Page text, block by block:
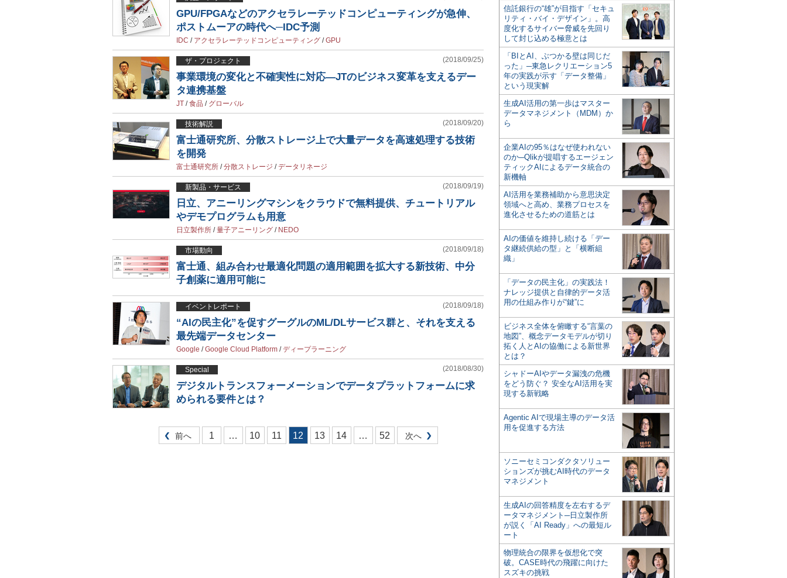
GPU/FPGAなどのアクセラレーテッドコンピューティングが急伸、
ポストムーアの時代へ─IDC予測
IDC / アクセラレーテッドコンピューティング /GPU
ザ・プロジェクト (2018/09/25)
事業環境の変化と不確実性に対応―JTのビジネス変革を支えるデー
タ連携基盤
JT /食品 / グローバル
技術解説 (2018/09/20)
富士通研究所、分散ストレージ上で大量データを高速処理する技術
を開発
富士通研究所 /分散ストレージ /データリネージ
新製品・サービス (2018/09/19)
日立、アニーリングマシンをクラウドで無料提供、チュートリアル
やデモプログラムも用意
日立製作所 /量子アニーリング / NEDO
市場動向 (2018/09/18)
富士通、組み合わせ最適化問題の適用範囲を拡大する新技術、中分
子創薬に適用可能に
イベントレポート (2018/09/18)
“AIの民主化”を促すグーグルのML/DLサービス群と、それを支える
最先端データセンター
Google /Google Cloud Platform /ディープラーニング
Special (2018/08/30)
デジタルトランスフォーメーションでデータプラットフォームに求
められる要件とは？
前へ 1 … 10 11 12 13 14 … 52 次へ
信託銀行の“雄”が目指す「セキュ
リティ・バイ・デザイン」。高
度化するサイバー脅威を先回り
して封じ込める極意とは
「BIとAI、ぶつかる壁は同じだ
った」─東急レクリエーション5
年の実践が示す「データ整備」
という現実解
生成AI活用の第一歩はマスター
データマネジメント（MDM）か
ら
企業AIの95％はなぜ使われない
のか─Qlikが提唱するエージェン
ティックAIによるデータ統合の
新機軸
AI活用を業務補助から意思決定
領域へと高め、業務プロセスを
進化させるための道筋とは
AIの価値を維持し続ける「デー
タ継続供給の型」と「横断組
織」
「データの民主化」の実践法！
ナレッジ提供と自律的データ活
用の仕組み作りが“鍵”に
ビジネス全体を俯瞰する“言葉の
地図”、概念データモデルが切り
拓く人とAIの協働による新世界
とは？
シャドーAIやデータ漏洩の危機
をどう防ぐ？ 安全なAI活用を実
現する新戦略
Agentic AIで現場主導のデータ活
用を促進する方法
ソニーセミコンダクタソリュー
ションズが挑むAI時代のデータ
マネジメント
生成AIの回答精度を左右するデ
ータマネジメント─日立製作所
が説く「AI Ready」への最短ル
ート
物理統合の限界を仮想化で突
破。CASE時代の飛躍に向けた
スズキの挑戦